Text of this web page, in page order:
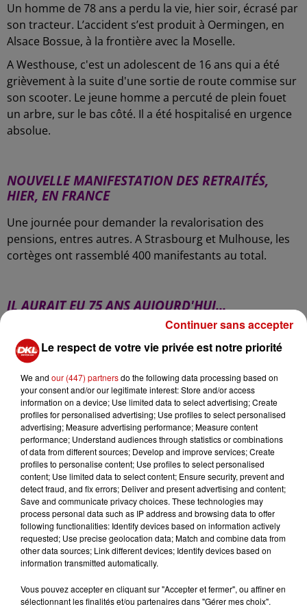
Un homme de 78 ans a perdu la vie, hier soir, écrasé par
son tracteur. L’accident s’est produit à Oermingen, en
Alsace Bossue, à la frontière avec la Moselle.
A Westhouse, c'est un adolescent de 16 ans qui a été
grièvement à la suite d'une sortie de route commise sur
son scooter. Le jeune homme a percuté de plein fouet
un arbre, sur le bas côté. Il a été hospitalisé en urgence
absolue.
NOUVELLE MANIFESTATION DES RETRAITÉS,
HIER, EN FRANCE
Une journée pour demander la revalorisation des
pensions, entres autres. A Strasbourg et Mulhouse, les
cortèges ont rassemblé 400 manifestants au total.
IL AURAIT EU 75 ANS AUJOURD'HUI...
Les fans de Johnny Hallyday vont se rassembler un peu
partout en France en la mémoire de leur idole,
notamment à l'église de la Madeleine à Paris où aura
lieu une messe.
LE MONDIAL DE LA FIFA A ÉTÉ LANCÉ HIER, À
MOSCOU, PAR UNE ÉQUIPE RUSSE EN PLEIN
FORME !
Elle a battu l’Arabie Saoudite 5 à 0.
Ce soir, le Portugal reçoit l’Espagne et demain la France
Le respect de votre vie privée est notre priorité
We and our (447) partnersdo the following data processing based on
your consent and/or our legitimate interest: Store and/or access
information on a device; Use limited data to select advertising; Create
profiles for personalised advertising; Use profiles to select personalised
advertising; Measure advertising performance; Measure content
performance; Understand audiences through statistics or combinations
of data from different sources; Develop and improve services; Create
profiles to personalise content; Use profiles to select personalised
content; Use limited data to select content; Ensure security, prevent and
detect fraud, and fix errors; Deliver and present advertising and content;
Save and communicate privacy choices. These technologies may
process personal data such as IP address and browsing data to offer
following functionalities: Identify devices based on information actively
requested; Use precise geolocation data; Match and combine data from
other data sources; Link different devices; Identify devices based on
information transmitted automatically.
Vous pouvez accepter en cliquant sur "Accepter et fermer", ou affiner en
sélectionnant les finalités et/ou partenaires dans "Gérer mes choix".
Continuer sans accepter